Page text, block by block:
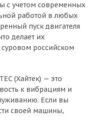
с учетом современных
работой в любых
пуск двигателя
делает их
российском
(Хайтек) — это
к вибрациям и
Если вы
своей машины,